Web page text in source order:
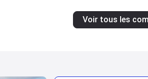
Voir tous les